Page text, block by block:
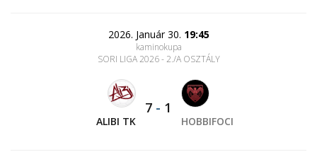
2026. Január 30. 19:45
kaminokupa
SORI LIGA 2026 - 2./A OSZTÁLY
ALIBI TK
7 - 1
HOBBIFOCI